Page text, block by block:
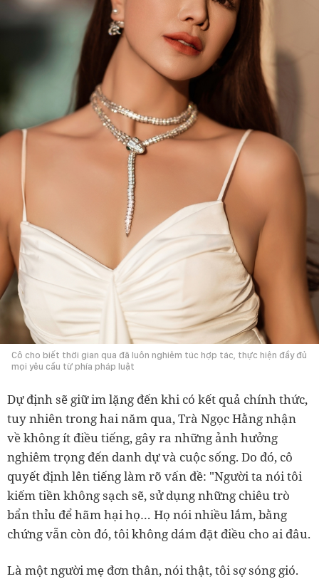
Cô cho biết thời gian qua đã luôn nghiêm túc hợp tác, thực hiện đầy đủ
mọi yêu cầu từ phía pháp luật
Dự định sẽ giữ im lặng đến khi có kết quả chính thức,
tuy nhiên trong hai năm qua, Trà Ngọc Hằng nhận
về không ít điều tiếng, gây ra những ảnh hưởng
nghiêm trọng đến danh dự và cuộc sống. Do đó, cô
quyết định lên tiếng làm rõ vấn đề: "Người ta nói tôi
kiếm tiền không sạch sẽ, sử dụng những chiêu trò
bẩn thỉu để hãm hại họ… Họ nói nhiều lắm, bằng
chứng vẫn còn đó, tôi không dám đặt điều cho ai đâu.
Là một người mẹ đơn thân, nói thật, tôi sợ sóng gió.